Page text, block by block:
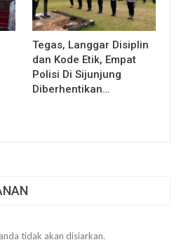
Tegas, Langgar Disiplin
dan Kode Etik, Empat
Polisi Di Sijunjung
Diberhentikan…
tidak akan disiarkan.